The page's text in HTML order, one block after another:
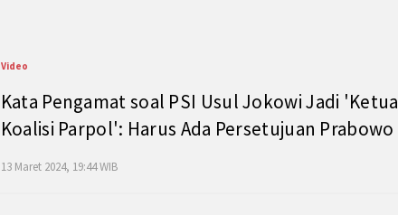
Video
Kata Pengamat soal PSI Usul Jokowi Jadi 'Ketua
Koalisi Parpol': Harus Ada Persetujuan Prabowo
13 Maret 2024, 19:44 WIB